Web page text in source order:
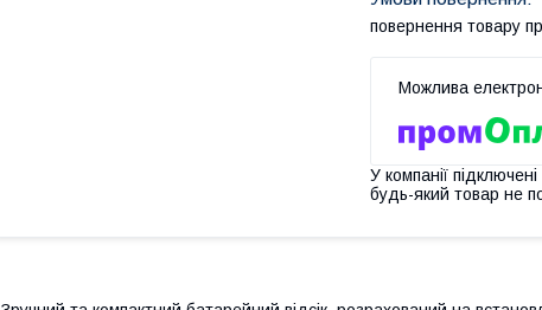
повернення товару
У компанії
будь-який товар не